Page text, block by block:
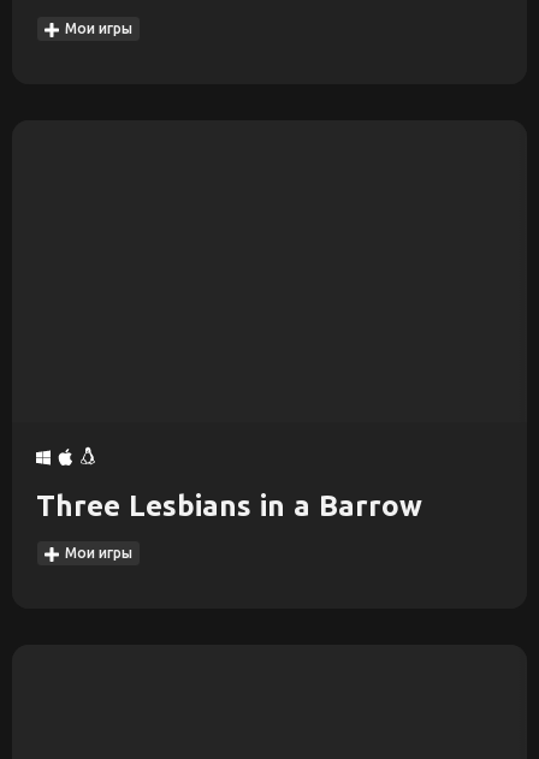
Мои игры
Three Lesbians in a Barrow
Мои игры